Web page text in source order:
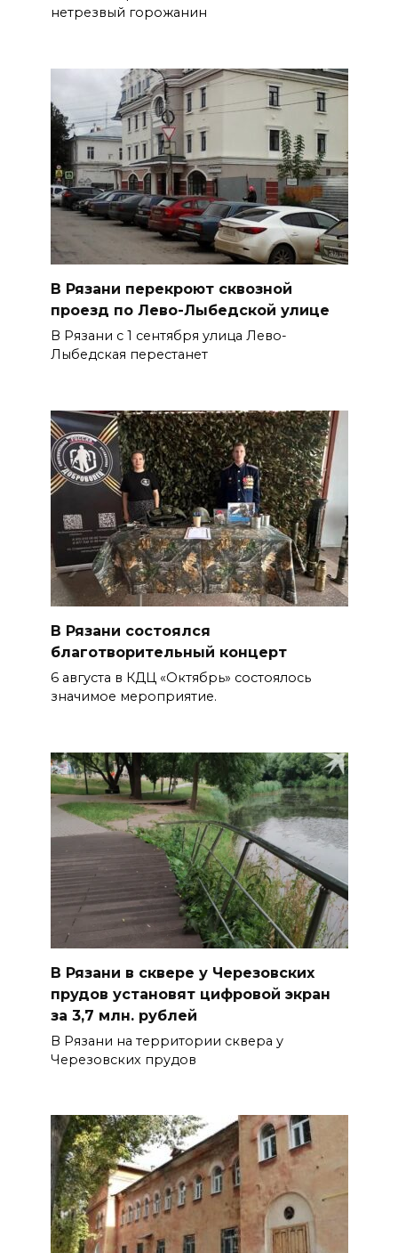
нетрезвый горожанин
В Рязани перекроют сквозной
проезд по Лево-Лыбедской улице
В Рязани с 1 сентября улица Лево-
Лыбедская перестанет
В Рязани состоялся
благотворительный концерт
6 августа в КДЦ «Октябрь» состоялось
значимое мероприятие.
В Рязани в сквере у Черезовских
прудов установят цифровой экран
за 3,7 млн. рублей
В Рязани на территории сквера у
Черезовских прудов